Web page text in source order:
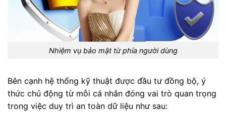
Nhiệm vụ bảo mật từ phía người dùng
Bên cạnh hệ thống kỹ thuật được đầu tư đồng bộ, ý
thức chủ động từ mỗi cá nhân đóng vai trò quan trọng
trong việc duy trì an toàn dữ liệu như sau: